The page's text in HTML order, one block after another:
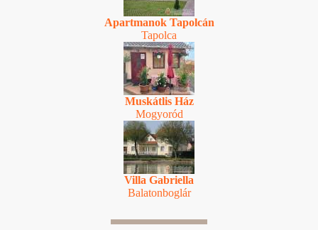
Apartmanok Tapolcán
Tapolca
Muskátlis Ház
Mogyoród
Villa Gabriella
Balatonboglár